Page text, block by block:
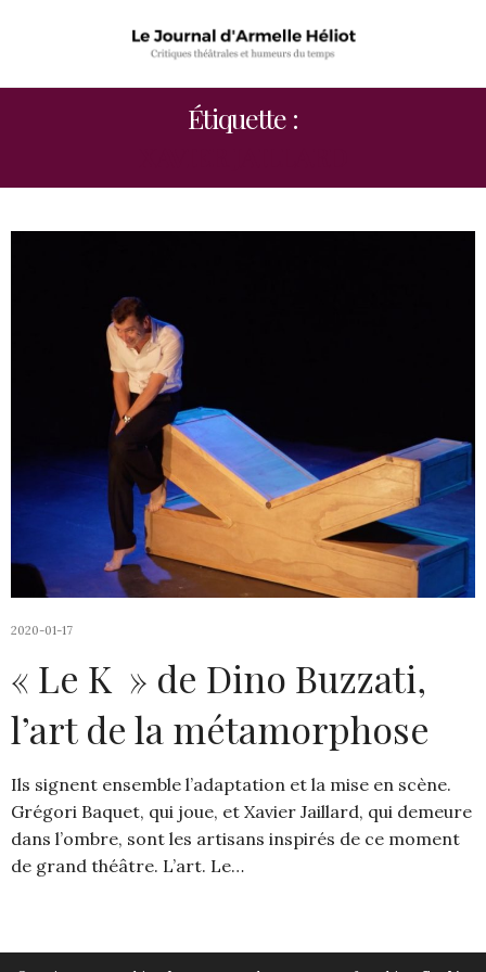
Étiquette :
2020-01-17
« Le K » de Dino Buzzati,
l’art de la métamorphose
Ils signent ensemble l’adaptation et la mise en scène.
Grégori Baquet, qui joue, et Xavier Jaillard, qui demeure
dans l’ombre, sont les artisans inspirés de ce moment
de grand théâtre. L’art. Le…